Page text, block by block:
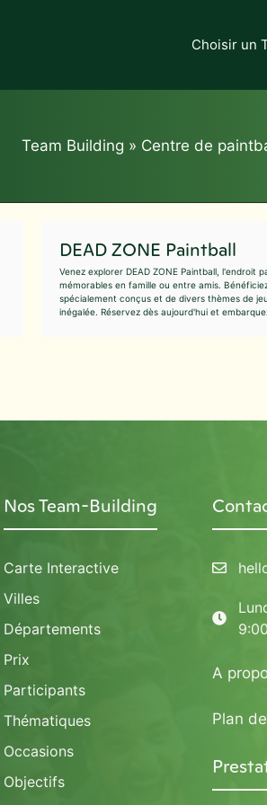
Choisir un
Team Building » Centre de
DEAD ZONE Paintball
Venez explorer DEAD ZONE Paintball, l'endroit
mémorables en famille ou entre amis.
spécialement conçus et de divers thèmes de
inégalée. Réservez dès aujourd'hui et
Nos Team-Building
Carte Interactive
Villes
Départements
Prix
Participants
Thématiques
Occasions
Objectifs
A
Plan